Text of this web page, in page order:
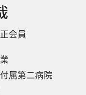
会員
属第二病院